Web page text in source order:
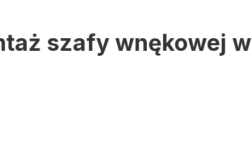
szafy wnękowej w